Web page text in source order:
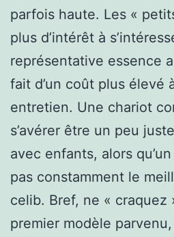
parfois haute. Les «
plus d’intérêt à
représentative essence
fait d’un coût plus élevé
entretien. Une chariot
s’avérer être un peu
avec enfants, alors
pas constamment le
celib. Bref, ne « craquez
premier modèle